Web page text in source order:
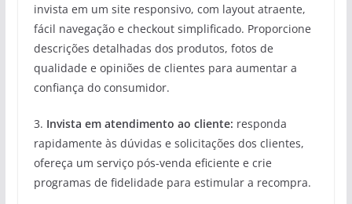
invista em um site responsivo, com layout atraente,
fácil navegação e checkout simplificado. Proporcione
descrições detalhadas dos produtos, fotos de
qualidade e opiniões de clientes para aumentar a
confiança do consumidor.
3. Invista em atendimento ao cliente: responda
rapidamente às dúvidas e solicitações dos clientes,
ofereça um serviço pós-venda eficiente e crie
programas de fidelidade para estimular a recompra.